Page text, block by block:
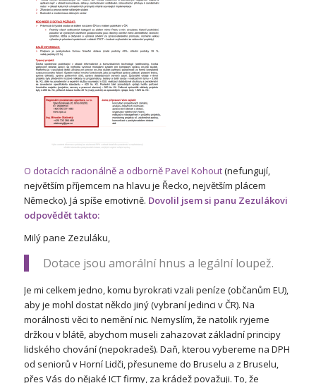
O dotacích racionálně a odborně Pavel Kohout(nefungují,
největším příjemcem na hlavu je Řecko, největším plácem
Německo). Já spíše emotivně. Dovolil jsem si panu Zezulákovi
odpovědět takto:
Milý pane Zezuláku,
Dotace jsou amorální hnus a legální loupež.
Je mi celkem jedno, komu byrokrati vzali peníze (občanům EU),
aby je mohl dostat někdo jiný (vybraní jedinci v ČR). Na
morálnosti věci to nemění nic. Nemyslím, že natolik ryjeme
držkou v blátě, abychom museli zahazovat základní principy
lidského chování (nepokradeš). Daň, kterou vybereme na DPH
od seniorů v Horní Lidči, přesuneme do Bruselu a z Bruselu,
přes Vás do nějaké ICT firmy, za krádež považuji. To, že